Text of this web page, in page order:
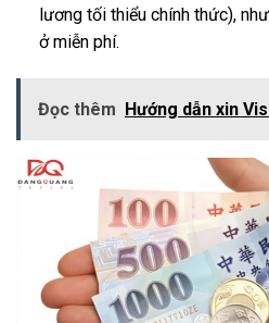
lương tối thiểu chính thức),
ở miễn phí.
Đọc thêm Hướng dẫn xin